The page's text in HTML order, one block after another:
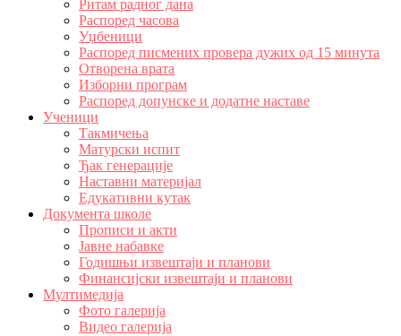
Ритам радног дана
Распоред часова
Уџбеници
Распоред писмених провера дужих од 15 минута
Отворена врата
Изборни програм
Распоред допунске и додатне наставе
Ученици
Такмичења
Матурски испит
Ђак генерације
Наставни материјал
Едукативни кутак
Документа школе
Прописи и акти
Јавне набавке
Годишњи извештаји и планови
Финансијски извештаји и планови
Мултимедија
Фото галерија
Видео галерија